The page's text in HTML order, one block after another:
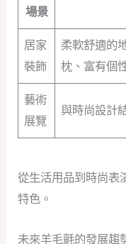
場景
居家
裝飾
柔軟舒適的
枕、富有個
藝術
展覽
與時尚設計
從生活用品到時尚表
特色。
未來羊毛氈的發展趨